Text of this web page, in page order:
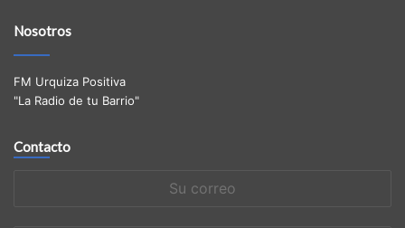
Nosotros
FM Urquiza Positiva
"La Radio de tu Barrio"
Contacto